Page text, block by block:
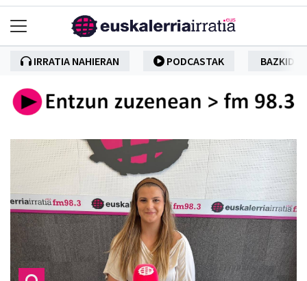
IRRATIA NAHIERAN PODCASTAK